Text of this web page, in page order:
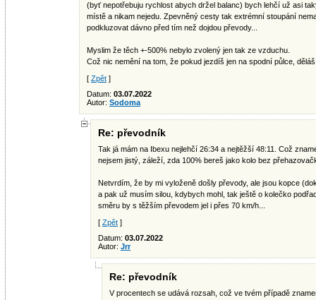
(byť nepotřebuju rychlost abych držel balanc) bych lehčí už asi
místě a nikam nejedu. Zpevněný cesty tak extrémní stoupání
podkluzovat dávno před tím než dojdou převody...
Myslim že těch +-500% nebylo zvolený jen tak ze vzduchu.
Což nic nemění na tom, že pokud jezdíš jen na spodní půlce,
[ Zpět ]
Datum: 03.07.2022
Autor: Sodoma
Re: převodník
Tak já mám na Ibexu nejlehčí 26:34 a nejtěžší 48:11. Což
nejsem jistý, záleží, zda 100% bereš jako kolo bez
Netvrdím, že by mi vyloženě došly převody, ale jsou kopce
a pak už musím silou, kdybych mohl, tak ještě o kolečko
směru by s těžším převodem jel i přes 70 km/h...
[ Zpět ]
Datum: 03.07.2022
Autor: Jrr
Re: převodník
V procentech se udává rozsah, což ve tvém případě